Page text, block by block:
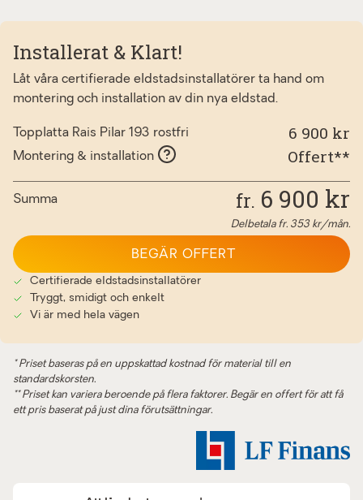
Installerat & Klart!
Låt våra certifierade eldstadsinstallatörer ta hand om
montering och installation av din nya eldstad.
Topplatta Rais Pilar 193 rostfri 6 900 kr
Montering & installation Offert**
Summa fr. 6 900 kr
Delbetala fr. 353 kr/mån.
Certifierade eldstadsinstallatörer
Tryggt, smidigt och enkelt
Vi är med hela vägen
BEGÄR OFFERT
* Priset baseras på en uppskattad kostnad för material till en
standardskorsten.
** Priset kan variera beroende på flera faktorer. Begär en offert för att få
ett pris baserat på just dina förutsättningar.